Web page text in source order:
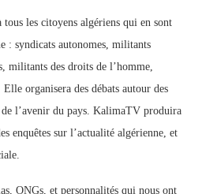
les citoyens algériens qui en sont
: syndicats autonomes, militants
militants des droits de l’homme,
organisera des débats autour des
de l’avenir du pays. KalimaTV produira
enquêtes sur l’actualité algérienne, et
ONGs, et personnalités qui nous ont